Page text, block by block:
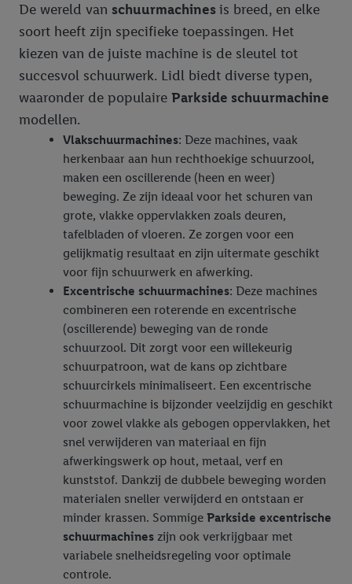
De wereld van schuurmachinesis breed, en elke
soort heeft zijn specifieke toepassingen. Het
kiezen van de juiste machine is de sleutel tot
succesvol schuurwerk. Lidl biedt diverse typen,
waaronder de populaire Parkside schuurmachine
modellen.
Vlakschuurmachines: Deze machines, vaak
herkenbaar aan hun rechthoekige schuurzool,
maken een oscillerende (heen en weer)
beweging. Ze zijn ideaal voor het schuren van
grote, vlakke oppervlakken zoals deuren,
tafelbladen of vloeren. Ze zorgen voor een
gelijkmatig resultaat en zijn uitermate geschikt
voor fijn schuurwerk en afwerking.
Excentrische schuurmachines: Deze machines
combineren een roterende en excentrische
(oscillerende) beweging van de ronde
schuurzool. Dit zorgt voor een willekeurig
schuurpatroon, wat de kans op zichtbare
schuurcirkels minimaliseert. Een excentrische
schuurmachine is bijzonder veelzijdig en geschikt
voor zowel vlakke als gebogen oppervlakken, het
snel verwijderen van materiaal en fijn
afwerkingswerk op hout, metaal, verf en
kunststof. Dankzij de dubbele beweging worden
materialen sneller verwijderd en ontstaan er
minder krassen. Sommige Parkside excentrische
schuurmachines zijn ook verkrijgbaar met
variabele snelheidsregeling voor optimale
controle.